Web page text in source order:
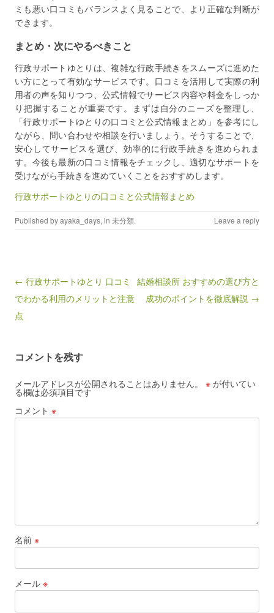
ミも悪い口コミもバランスよく見ることで、より正確な判断が
できます。
まとめ・次にやるべきこと
行政サポートゆとりは、複雑な行政手続きをスムーズに進めた
い方にとって有効なサービスです。口コミを活用して実際の利
用者の声を知りつつ、公式情報でサービス内容や料金をしっか
り把握することが重要です。まずは自分のニーズを整理し、
「行政サポートゆとりの口コミと公式情報まとめ」を参考にし
ながら、問い合わせや相談を行いましょう。そうすることで、
安心してサービスを選び、効率的に行政手続きを進められま
す。今後も最新の口コミ情報をチェックし、適切なサポートを
受けながら手続きを進めていくことをおすすめします。
行政サポートゆとりの口コミと公式情報まとめ
Published byayaka_days, in 未分類. Leave a reply
Post navigation
← 行政サポートゆとり 口コミ
でわかる利用のメリットと注意
点
結婚相談所 おすすめの選び方と
成功のポイントを徹底解説 →
コメントを残す
メールアドレスが公開されることはありません。 ※ が付いてい
る欄は必須項目です
コメント ※
名前 ※
メール ※